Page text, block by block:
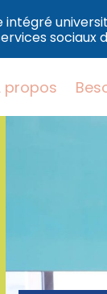
intégré
sociaux
propos